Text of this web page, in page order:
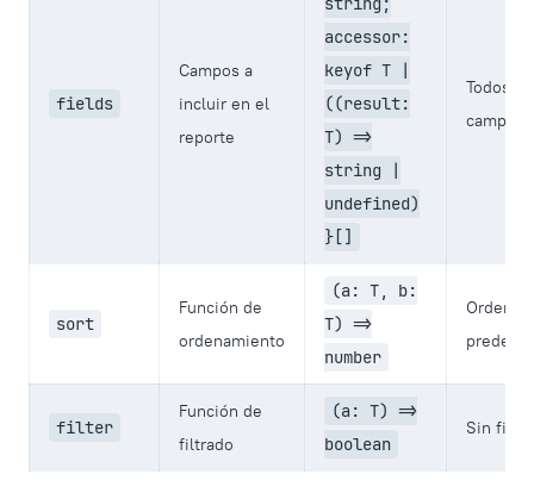
fields
Campos a
incluir en el
reporte
accessor:
keyof T |
((result:
T) =>
string |
undefined)
}[]
Todos
campos
sort
Función de
ordenamiento
(a: T, b:
T) =>
number
Orden
filter
Función de
filtrado
(a: T) =>
boolean
Sin